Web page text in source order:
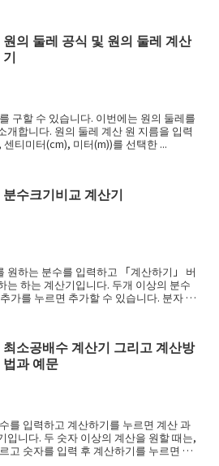
원의 둘레 공식 및 원의 둘레 계산
기
구할 수 있습니다. 이번에는 원의 둘레를
개합니다. 원의 둘레 계산 원 지름을 입력
티미터(cm), 미터(m))를 선택한 ...
분수크기비교 계산기
원하는 분수를 입력하고 「계산하기」 버
는 하는 계산기입니다. 두개 이상의 분수
가를 누르면 추가할 수 있습니다. 분자 분
최소공배수 계산기 그리고 계산방
법과 예문
를 입력하고 계산하기를 누르면 계산 과
입니다. 두 숫자 이상의 계산을 원할 때는,
고 숫자를 입력 후 계산하기를 누르면 됩